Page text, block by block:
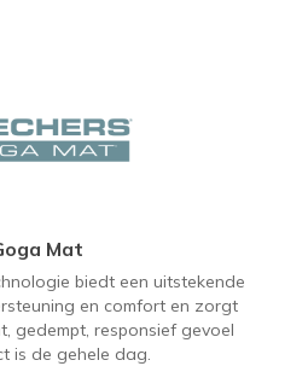
Mat
biedt een uitstekende
en comfort en zorgt
gedempt, responsief gevoel
is de gehele dag.